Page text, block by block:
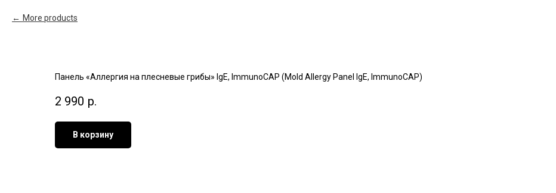
More products
Панель «Аллергия на плесневые грибы» IgE, ImmunoCAP (Mold Allergy Panel IgE, ImmunoCAP)
2 990 р.
В корзину